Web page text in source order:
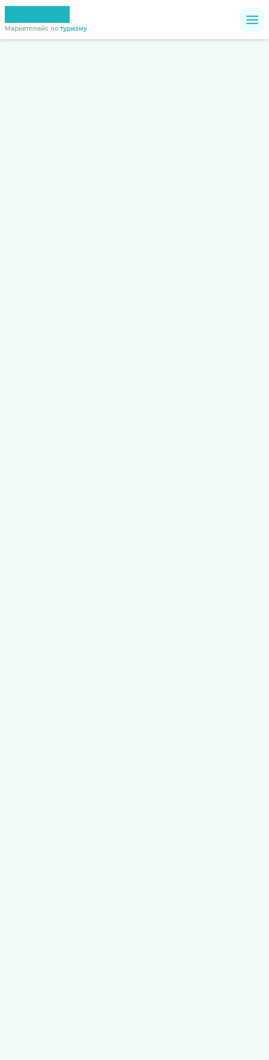
Маркетплейс по туризму